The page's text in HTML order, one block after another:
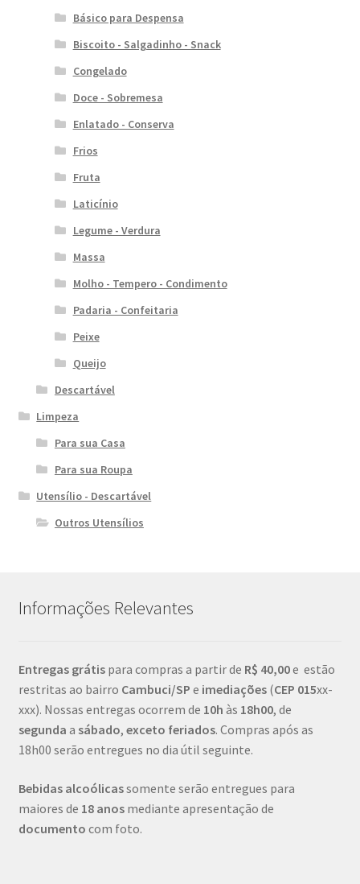
Básico para Despensa
Biscoito - Salgadinho - Snack
Congelado
Doce - Sobremesa
Enlatado - Conserva
Frios
Fruta
Laticínio
Legume - Verdura
Massa
Molho - Tempero - Condimento
Padaria - Confeitaria
Peixe
Queijo
Descartável
Limpeza
Para sua Casa
Para sua Roupa
Utensílio - Descartável
Outros Utensílios
Informações Relevantes
Entregas grátis para compras a partir de R$ 40,00e estão
restritas ao bairro Cambuci/SP e imediações(CEP 015xx-
xxx). Nossas entregas ocorrem de 10h às 18h00, de
segunda a sábado, exceto feriados. Compras após as
18h00 serão entregues no dia útil seguinte.
Bebidas alcoólicassomente serão entregues para
maiores de 18 anosmediante apresentação de
documento com foto.